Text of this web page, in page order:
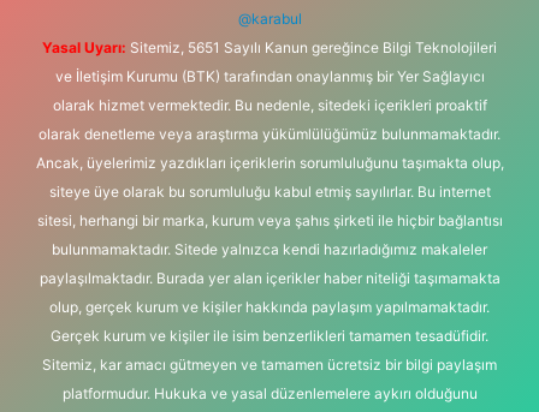
@karabul
Yasal Uyarı: Sitemiz, 5651 Sayılı Kanun gereğince Bilgi Teknolojileri
ve İletişim Kurumu (BTK) tarafından onaylanmış bir Yer Sağlayıcı
olarak hizmet vermektedir. Bu nedenle, sitedeki içerikleri proaktif
olarak denetleme veya araştırma yükümlülüğümüz bulunmamaktadır.
Ancak, üyelerimiz yazdıkları içeriklerin sorumluluğunu taşımakta olup,
siteye üye olarak bu sorumluluğu kabul etmiş sayılırlar. Bu internet
sitesi, herhangi bir marka, kurum veya şahıs şirketi ile hiçbir bağlantısı
bulunmamaktadır. Sitede yalnızca kendi hazırladığımız makaleler
paylaşılmaktadır. Burada yer alan içerikler haber niteliği taşımamakta
olup, gerçek kurum ve kişiler hakkında paylaşım yapılmamaktadır.
Gerçek kurum ve kişiler ile isim benzerlikleri tamamen tesadüfidir.
Sitemiz, kar amacı gütmeyen ve tamamen ücretsiz bir bilgi paylaşım
platformudur. Hukuka ve yasal düzenlemelere aykırı olduğunu